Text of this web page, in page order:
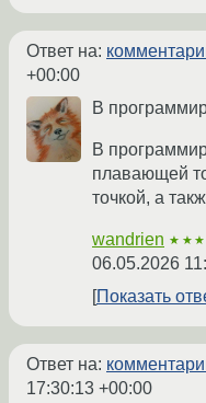
Ответ на:
+00:00
В
В
плавающей
точкой, а
wandrien
06.05.2026
Показать
Ответ на:
17:30:13 +00:00